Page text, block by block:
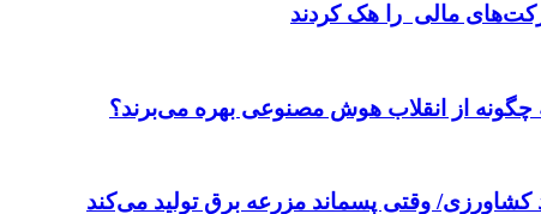
مالی را هک کردند
از انقلاب هوش مصنوعی بهره می‌برند؟
کشاورزی/ وقتی پسماند مزرعه‌ برق تولید می‌کند